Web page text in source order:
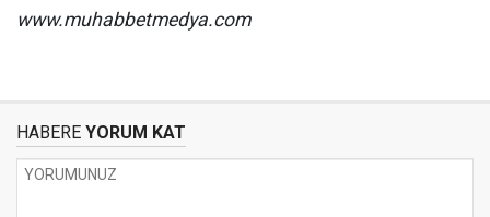
www.muhabbetmedya.com
HABERE YORUM KAT